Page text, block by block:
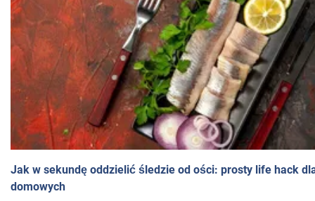
Jak w sekundę oddzielić śledzie od ości: prosty life hack
domowych